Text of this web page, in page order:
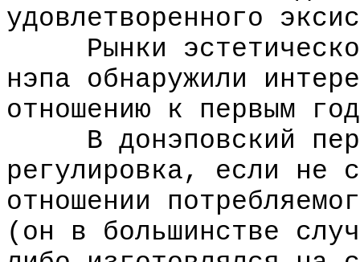
удовлетворенного
Рынки
нэпа обнаружили
отношению к первым
В донэповский
регулировка, если не
отношении
(он в большинстве